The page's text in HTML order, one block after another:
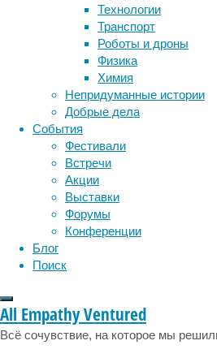
Технологии
Транспорт
Роботы и дроны
Физика
Химия
Непридуманные истории
Добрые дела
События
Фестивали
Встречи
Акции
Выставки
Форумы
Конференции
Блог
Поиск
All Empathy Ventured
Всё сочувствие, на которое мы
SUP
бординг
подразумевает
греблю
стоя
на
специальной
доске.
Скользить
по
поверхности
воды
помогает
весло.
и
доступен
каждому,
инструменты и
исследования
лекарства
мозг наука неврология
нейробиология
нейрофизиология
поведение
сон социальные проблемы
физиология
эмоции эпидемия